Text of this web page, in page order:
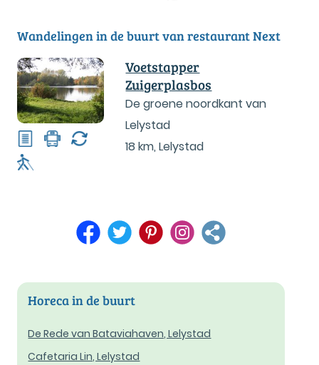
Wandelingen in de buurt van restaurant Next
Voetstapper
Zuigerplasbos
De groene noordkant van
Lelystad
18 km,Lelystad
Horeca in de buurt
De Rede van Bataviahaven, Lelystad
Cafetaria Lin, Lelystad